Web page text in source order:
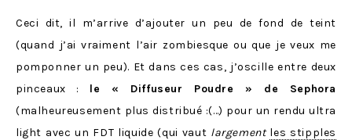
Ceci dit, il m’arrive d’ajouter un peu de fond de teint
(quand j’ai vraiment l’air zombiesque ou que je veux me
pomponner un peu). Et dans ces cas, j’oscille entre deux
pinceaux : le « Diffuseur Poudre » de Sephora
(malheureusement plus distribué :(…) pour un rendu ultra
light avec un FDT liquide (qui vaut largement les stipples